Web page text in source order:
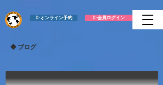
▷会員ログイン
▷オンライン予約
​◆ ブログ